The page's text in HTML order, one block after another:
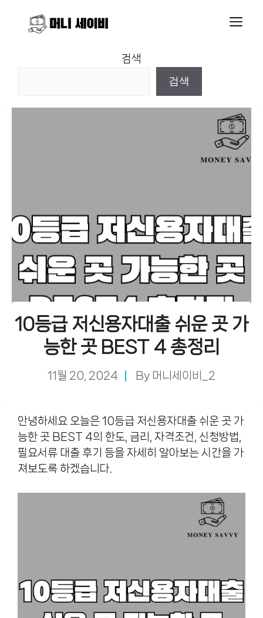
검색
검색
10등급 저신용자대출 쉬운 곳 가
능한 곳 BEST 4 총정리
11월 20, 2024 By 머니세이비_2
안녕하세요 오늘은 10등급 저신용자대출 쉬운 곳 가
능한 곳 BEST 4의 한도, 금리, 자격조건, 신청방법,
필요서류 대출 후기 등을 자세히 알아보는 시간을 가
져보도록 하겠습니다.